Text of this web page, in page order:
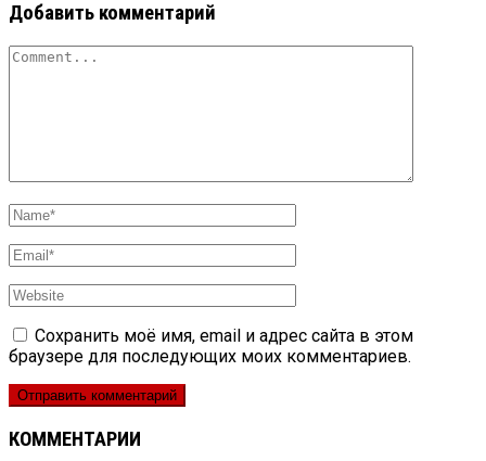
Добавить комментарий
Сохранить моё имя, email и адрес сайта в этом
браузере для последующих моих комментариев.
КОММЕНТАРИИ